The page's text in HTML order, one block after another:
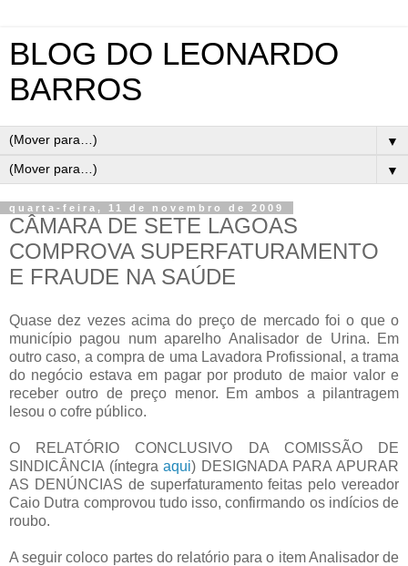
BLOG DO LEONARDO
BARROS
▼
▼
quarta-feira, 11 de novembro de 2009
CÂMARA DE SETE LAGOAS
COMPROVA SUPERFATURAMENTO
E FRAUDE NA SAÚDE
Quase dez vezes acima do preço de mercado foi o que o
município pagou num aparelho Analisador de Urina. Em
outro caso, a compra de uma Lavadora Profissional, a trama
do negócio estava em pagar por produto de maior valor e
receber outro de preço menor. Em ambos a pilantragem
lesou o cofre público.
O RELATÓRIO CONCLUSIVO DA COMISSÃO DE
SINDICÂNCIA (íntegraaqui) DESIGNADA PARA APURAR
AS DENÚNCIAS de superfaturamento feitas pelo vereador
Caio Dutra comprovou tudo isso, confirmando os indícios de
roubo.
A seguir coloco partes do relatório para o item Analisador de